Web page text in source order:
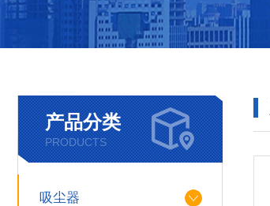
产品分类
PRODUCTS
吸尘器